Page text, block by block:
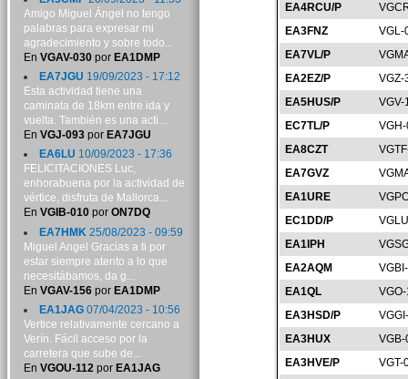
EA4RCU/P
EA3FNZ
VGL-
EA7VL/P
EA2EZ/P
VGZ-
EA5HUS/P
VGV-
EC7TL/P
EA8CZT
EA7GVZ
EA1URE
EC1DD/P
EA1IPH
EA2AQM
EA1QL
EA3HSD/P
EA3HUX
EA3HVE/P
VGT-
Amigo Miguel Ángel no tengo
palabras para expresar mi
agradecimiento y sobre todo...
En VGAV-030por EA1DMP
EA7JGU 19/09/2023 - 17:12
Esta actividad tiene una
caminata de 18km entre ida y
vuelta. También es una acti...
En VGJ-093por EA7JGU
EA6LU 10/09/2023 - 17:36
FELICITACIONES Luc,
enhorabuena por la actividad de
vértice, disfruta de Mallorca...
En VGIB-010por ON7DQ
EA7HMK 25/08/2023 - 09:59
Miguel Angel Gracias a ti por
estar siempre atento a lo que
necesitábamos, da g...
En VGAV-156por EA1DMP
EA1JAG07/04/2023 - 10:56
Vertice relativamente cercano a
Verín. Fácil acceso por la
carretera que sube de...
En VGOU-112por EA1JAG